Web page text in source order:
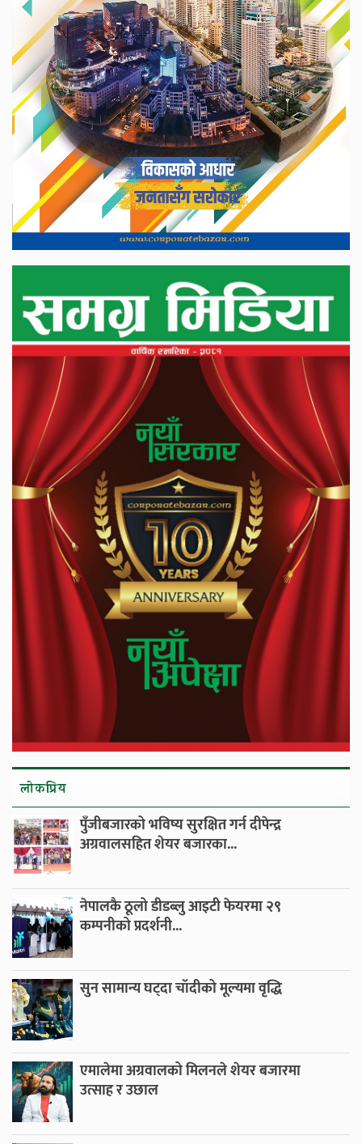
लाेकप्रिय
पुँजीबजारको भविष्य सुरक्षित गर्न दीपेन्द्र
अग्रवालसहित शेयर बजारका...
नेपालकै ठूलो डीडब्लु आइटी फेयरमा २९
कम्पनीको प्रदर्शनी...
सुन सामान्य घट्दा चाँदीको मूल्यमा वृद्धि
एमालेमा अग्रवालको मिलनले शेयर बजारमा
उत्साह र उछाल